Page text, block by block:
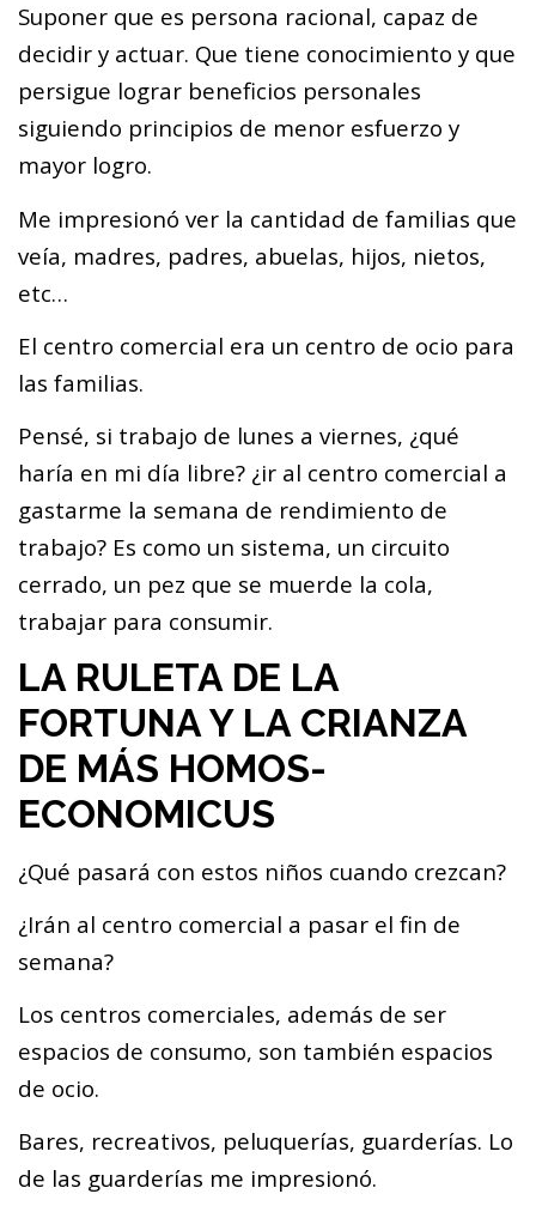
Suponer que es persona racional, capaz de
decidir y actuar. Que tiene conocimiento y que
persigue lograr beneficios personales
siguiendo principios de menor esfuerzo y
mayor logro.
Me impresionó ver la cantidad de familias que
veía, madres, padres, abuelas, hijos, nietos,
etc…
El centro comercial era un centro de ocio para
las familias.
Pensé, si trabajo de lunes a viernes, ¿qué
haría en mi día libre? ¿ir al centro comercial a
gastarme la semana de rendimiento de
trabajo? Es como un sistema, un circuito
cerrado, un pez que se muerde la cola,
trabajar para consumir.
LA RULETA DE LA
FORTUNA Y LA CRIANZA
DE MÁS HOMOS-
ECONOMICUS
¿Qué pasará con estos niños cuando crezcan?
¿Irán al centro comercial a pasar el fin de
semana?
Los centros comerciales, además de ser
espacios de consumo, son también espacios
de ocio.
Bares, recreativos, peluquerías, guarderías. Lo
de las guarderías me impresionó.